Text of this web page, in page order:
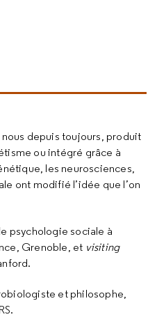
depuis toujours, produit
ou intégré grâce à
les neurosciences,
ont modifié l’idée que l’on
psychologie sociale à
Grenoble, et visiting
et philosophe,